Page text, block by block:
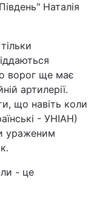
Наталія
ворог ще має
артилерії.
що навіть коли
- УНІАН)
ураженим
- це